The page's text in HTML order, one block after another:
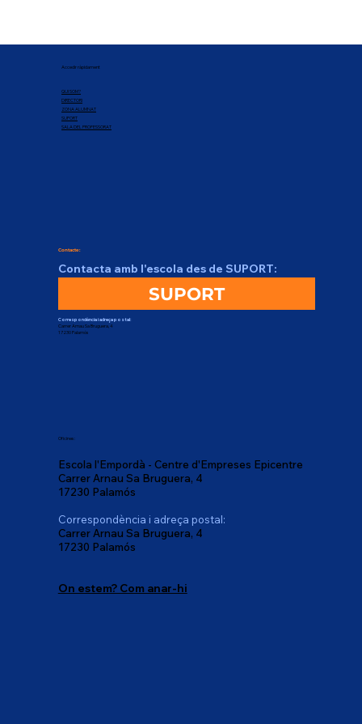
Accedir ràpidament
QUI SOM?
DIRECTORI
ZONA ALUMNAT
SUPORT
SALA DEL PROFESSORAT
Contacte:
Contacta amb l'escola des de SUPORT:
SUPORT
Correspondència i adreça postal:
Carrer Arnau Sa Bruguera, 4
17230 Palamós
Oficines:
Escola l'Empordà - Centre d'Empreses Epicentre
Carrer Arnau Sa Bruguera, 4
17230 Palamós
Correspondència i adreça postal:
Carrer Arnau Sa Bruguera, 4
17230 Palamós
On estem? Com anar-hi